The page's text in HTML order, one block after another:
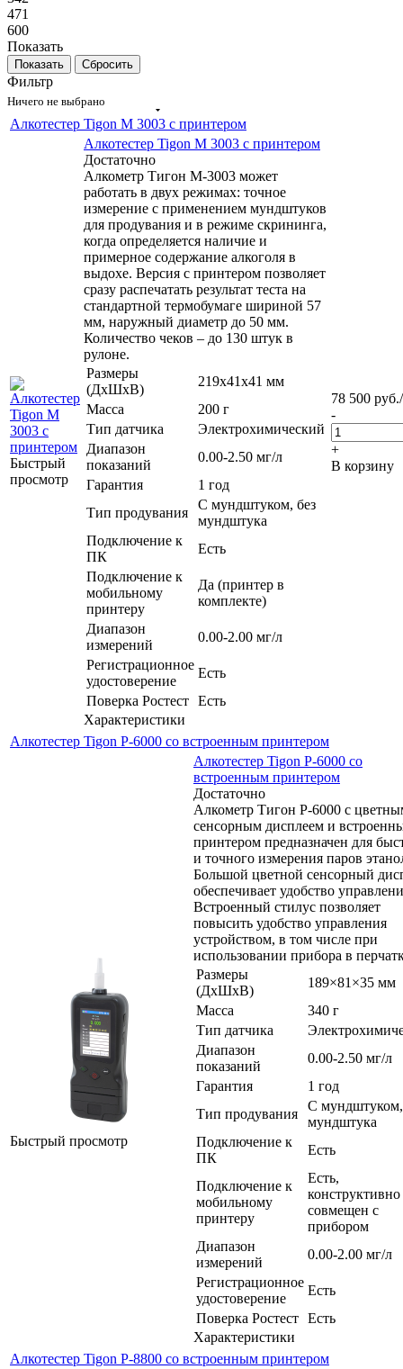
471
600
Показать
Сбросить
Фильтр
Ничего не выбрано
Алкотестер Tigon M 3003 с принтером
Быстрый
просмотр
Алкотестер Tigon M 3003 с принтером
Достаточно
Алкометр Тигон M-3003 может
работать в двух режимах: точное
измерение с применением мундштуков
для продувания и в режиме скрининга,
когда определяется наличие и
примерное содержание алкоголя в
выдохе. Версия с принтером позволяет
сразу распечатать результат теста на
стандартной термобумаге шириной 57
мм, наружный диаметр до 50 мм.
Количество чеков – до 130 штук в
рулоне.
Размеры
(ДхШхВ)
219х41х41 мм
Масса
200 г
Тип датчика
Электрохимический
Диапазон
показаний
0.00-2.50 мг/л
Гарантия
1 год
Тип продувания
С мундштуком, без
мундштука
Подключение к
ПК
Есть
Подключение к
мобильному
принтеру
Да (принтер в
комплекте)
Диапазон
измерений
0.00-2.00 мг/л
Регистрационное
удостоверение
Есть
Поверка Ростест Есть
Характеристики
78 500 руб.
-
+
В корзину
Алкотестер Tigon P-6000 со встроенным принтером
Быстрый просмотр
Алкотестер Tigon P-6000 со
встроенным принтером
Достаточно
Алкометр Тигон P-6000 с
сенсорным дисплеем и
принтером предназначен для
и точного измерения паров
Большой цветной сенсорный
обеспечивает удобство
Встроенный стилус позволяет
повысить удобство управления
устройством, в том числе при
использовании прибора в
Размеры
(ДхШхВ)
189×81×35 мм
Масса
340 г
Тип датчика
Диапазон
показаний
0.00-2.50 мг/л
Гарантия
1 год
Тип продувания
С мундштуком,
мундштука
Подключение к
ПК
Есть
Подключение к
мобильному
принтеру
Есть,
конструктивно
совмещен с
прибором
Диапазон
измерений
0.00-2.00 мг/л
Регистрационное
удостоверение
Есть
Поверка Ростест Есть
Характеристики
Алкотестер Tigon P-8800 со встроенным принтером